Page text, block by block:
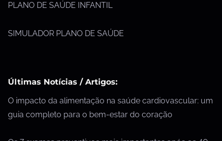
PLANO DE SAÚDE INFANTIL
SIMULADOR PLANO DE SAÚDE
Últimas Notícias / Artigos:
O impacto da alimentação na saúde cardiovascular: um
guia completo para o bem-estar do coração